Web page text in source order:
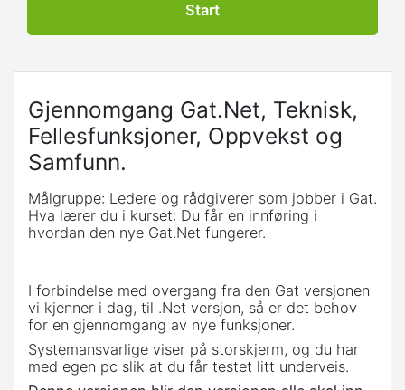
Start
Gjennomgang Gat.Net, Teknisk,
Fellesfunksjoner, Oppvekst og
Samfunn.
Målgruppe: Ledere og rådgiverer som jobber i Gat.
Hva lærer du i kurset: Du får en innføring i
hvordan den nye Gat.Net fungerer.
I forbindelse med overgang fra den Gat versjonen
vi kjenner i dag, til .Net versjon, så er det behov
for en gjennomgang av nye funksjoner.
Systemansvarlige viser på storskjerm, og du har
med egen pc slik at du får testet litt underveis.